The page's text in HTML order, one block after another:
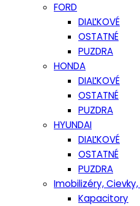
FORD
DIAĽKOVÉ
OSTATNÉ
PUZDRA
HONDA
DIAĽKOVÉ
OSTATNÉ
PUZDRA
HYUNDAI
DIAĽKOVÉ
OSTATNÉ
PUZDRA
Imobilizéry,
Kapacitory